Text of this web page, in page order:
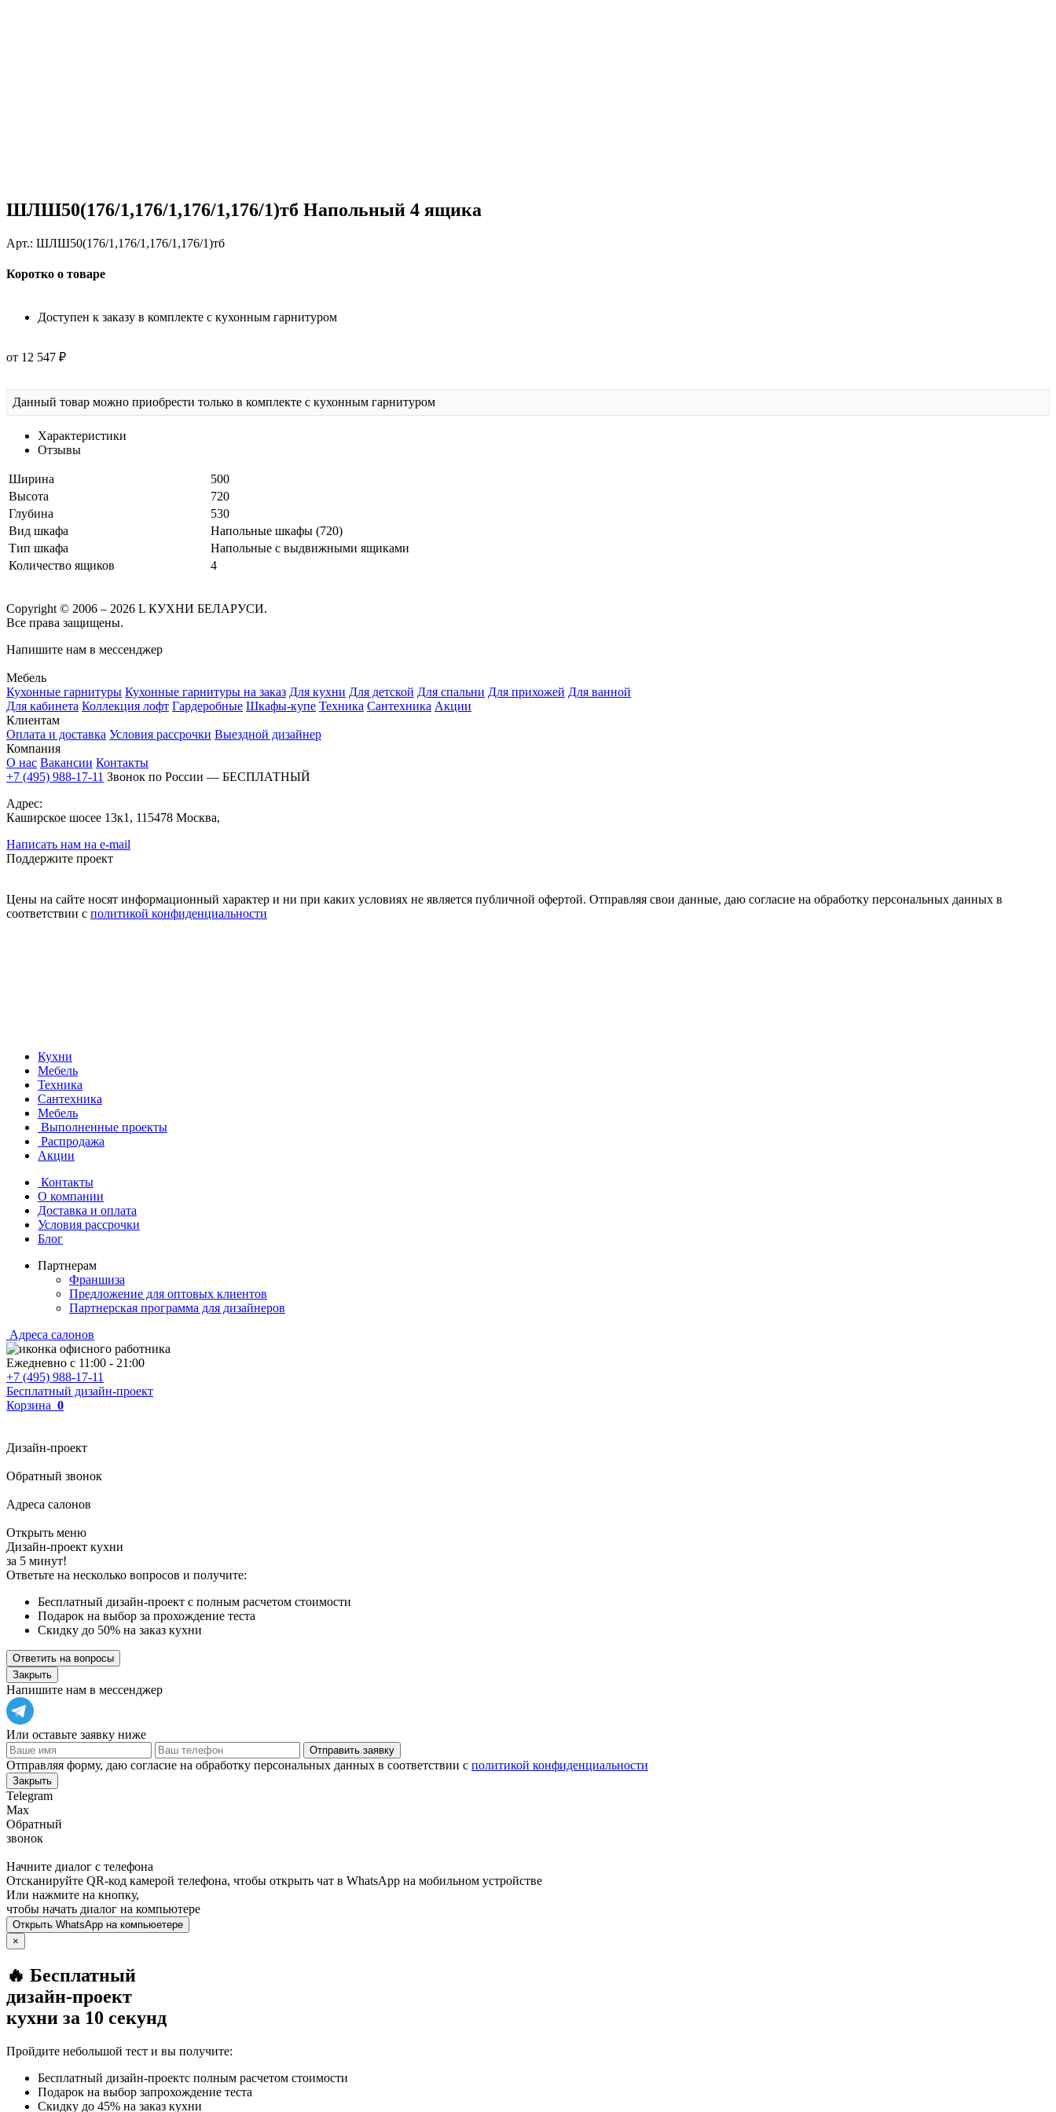
ШЛШ50(176/1,176/1,176/1,176/1)тб Напольный 4 ящика
Арт.: ШЛШ50(176/1,176/1,176/1,176/1)тб
Коротко о товаре
Доступен к заказу в комплекте с кухонным гарнитуром
от 12 547 ₽
Данный товар можно приобрести только в комплекте с кухонным гарнитуром
Характеристики
Отзывы
Ширина
500
Высота
720
Глубина
530
Вид шкафа
Напольные шкафы (720)
Тип шкафа
Напольные с выдвижными ящиками
Количество ящиков
4
Copyright © 2006 – 2026 L КУХНИ БЕЛАРУСИ.
Все права защищены.
Напишите нам в мессенджер
Мебель
Кухонные гарнитуры Кухонные гарнитуры на заказ Для кухни Для детской Для спальни Для прихожей Для ванной
Для кабинета Коллекция лофт Гардеробные Шкафы-купе Техника Сантехника Акции
Клиентам
Оплата и доставка Условия рассрочки Выездной дизайнер
Компания
О нас Вакансии Контакты
+7 (495) 988-17-11 Звонок по России — БЕСПЛАТНЫЙ
Адрес:
Каширское шосее 13к1, 115478 Москва,
Написать нам на e-mail
Поддержите проект
Цены на сайте носят информационный характер и ни при каких условиях не является публичной офертой. Отправляя свои данные, даю согласие на обработку персональных данных в
соответствии с политикой конфиденциальности
Кухни
Мебель
Техника
Сантехника
Мебель
Выполненные проекты
Распродажа
Акции
Контакты
О компании
Доставка и оплата
Условия рассрочки
Блог
Партнерам
Франшиза
Предложение для оптовых клиентов
Партнерская программа для дизайнеров
Адреса салонов
Ежедневно с 11:00 - 21:00
+7 (495) 988-17-11
Бесплатный дизайн-проект
Корзина 0
Дизайн-проект
Обратный звонок
Адреса салонов
Открыть меню
Дизайн-проект кухни
за 5 минут!
Ответьте на несколько вопросов и получите:
Бесплатный дизайн-проект с полным расчетом стоимости
Подарок на выбор за прохождение теста
Скидку до 50% на заказ кухни
Ответить на вопросы
Закрыть
Напишите нам в мессенджер
Или оставьте заявку ниже
Отправить заявку
Отправляя форму, даю согласие на обработку персональных данных в соответствии с политикой конфиденциальности
Закрыть
Telegram
Max
Обратный
звонок
Начните диалог с телефона
Отсканируйте QR-код камерой телефона, чтобы открыть чат в WhatsApp на мобильном устройстве
Или нажмите на кнопку,
чтобы начать диалог на компьютере
Открыть WhatsApp на компьюетере
×
🔥 Бесплатный
дизайн-проект
кухни за 10 секунд
Пройдите небольшой тест и вы получите:
Бесплатный дизайн-проектс полным расчетом стоимости
Подарок на выбор запрохождение теста
Скидку до 45% на заказ кухни